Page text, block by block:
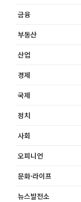
금융
부동산
산업
경제
국제
정치
사회
오피니언
문화·라이프
뉴스발전소